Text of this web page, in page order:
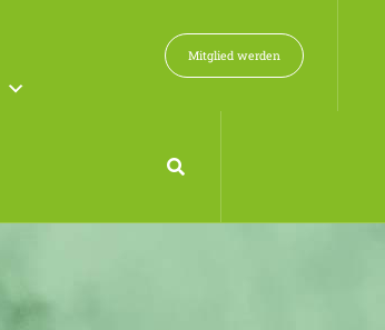
Mitglied werden